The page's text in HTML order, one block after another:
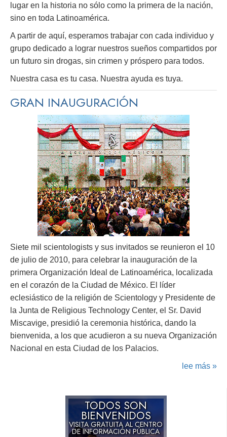
lugar en la historia no sólo como la primera de la nación,
sino en toda Latinoamérica.
A partir de aquí, esperamos trabajar con cada individuo y
grupo dedicado a lograr nuestros sueños compartidos por
un futuro sin drogas, sin crimen y próspero para todos.
Nuestra casa es tu casa. Nuestra ayuda es tuya.
GRAN INAUGURACIÓN
Siete mil scientologists y sus invitados se reunieron el 10
de julio de 2010, para celebrar la inauguración de la
primera Organización Ideal de Latinoamérica, localizada
en el corazón de la Ciudad de México. El líder
eclesiástico de la religión de Scientology y Presidente de
la Junta de Religious Technology Center, el Sr. David
Miscavige, presidió la ceremonia histórica, dando la
bienvenida, a los que acudieron a su nueva Organización
Nacional en esta Ciudad de los Palacios.
lee más »
TODOS SON
BIENVENIDOS
VISITA GRATUITA AL CENTRO
DE INFORMACIÓN PÚBLICA